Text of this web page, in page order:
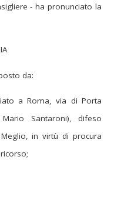
- ha pronunciato la
da:
a Roma, via di Porta
Santaroni), difeso
in virtù di procura